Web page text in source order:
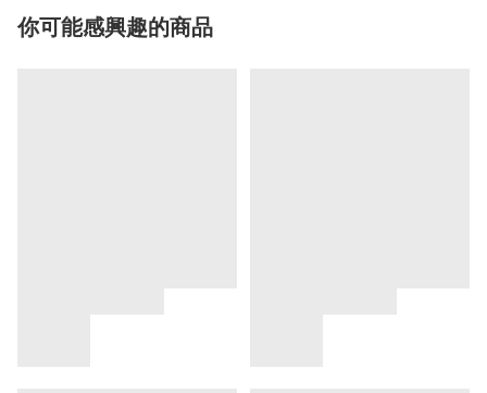
你可能感興趣的商品